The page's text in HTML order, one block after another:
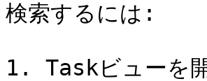
検索するには:
1. Taskビューを開